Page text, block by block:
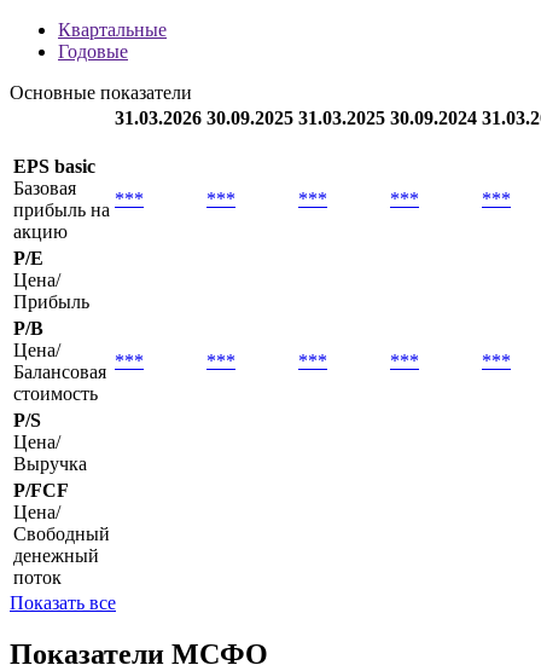
Квартальные
Годовые
Основные показатели
31.03.2026 30.09.2025 31.03.2025 30.09.2024
EPS basic
Базовая
прибыль на
акцию
*** *** *** *** ***
P/E
Цена/
Прибыль
P/B
Цена/
Балансовая
стоимость
*** *** *** *** ***
P/S
Цена/
Выручка
P/FCF
Цена/
Свободный
денежный
поток
Показать все
Показатели МСФО